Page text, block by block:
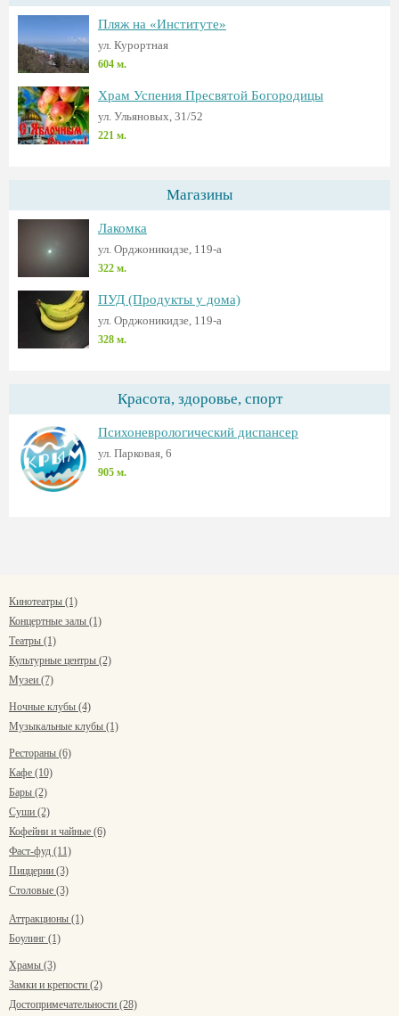
Пляж на «Институте»
ул. Курортная
604 м.
Храм Успения Пресвятой Богородицы
ул. Ульяновых, 31/52
221 м.
Магазины
Лакомка
ул. Орджоникидзе, 119-а
322 м.
ПУД (Продукты у дома)
ул. Орджоникидзе, 119-а
328 м.
Красота, здоровье, спорт
Психоневрологический диспансер
ул. Парковая, 6
905 м.
Кинотеатры (1)
Концертные залы (1)
Театры (1)
Культурные центры (2)
Музеи (7)
Ночные клубы (4)
Музыкальные клубы (1)
Рестораны (6)
Кафе (10)
Бары (2)
Суши (2)
Кофейни и чайные (6)
Фаст-фуд (11)
Пиццерии (3)
Столовые (3)
Аттракционы (1)
Боулинг (1)
Храмы (3)
Замки и крепости (2)
Достопримечательности (28)